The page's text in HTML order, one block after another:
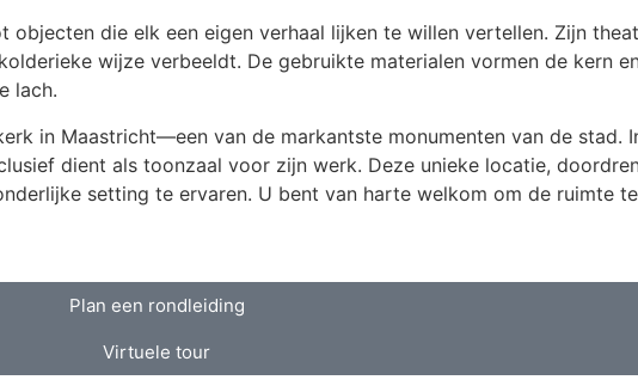
die elk een eigen verhaal lijken te willen vertellen. Zijn
wijze verbeeldt. De gebruikte materialen vormen de kern
lach.
in Maastricht—een van de markantste monumenten van de stad.
dient als toonzaal voor zijn werk. Deze unieke locatie,
setting te ervaren. U bent van harte welkom om de ruimte
Plan een rondleiding
Virtuele tour